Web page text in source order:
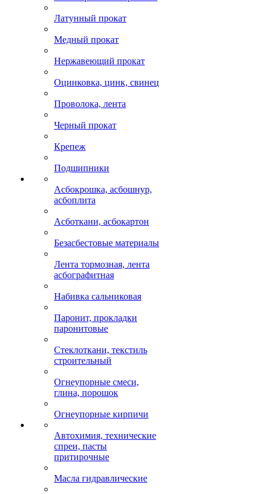
Латунный прокат
Медный прокат
Нержавеющий прокат
Оцинковка, цинк, свинец
Проволока, лента
Черный прокат
Крепеж
Подшипники
Асбокрошка, асбошнур,
асбоплита
Асботкани, асбокартон
Безасбестовые материалы
Лента тормозная, лента
асбографитная
Набивка сальниковая
Паронит, прокладки
паронитовые
Стеклоткани, текстиль
строительный
Огнеупорные смеси,
глина, порошок
Огнеупорные кирпичи
Автохимия, технические
спреи, пасты
притирочные
Масла гидравлические